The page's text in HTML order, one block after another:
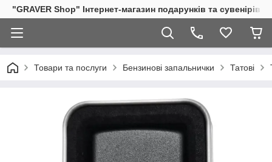
"GRAVER Shop" Інтернет-магазин подарунків та сувенірів
Товари та послуги Бензинові запальнички Татові